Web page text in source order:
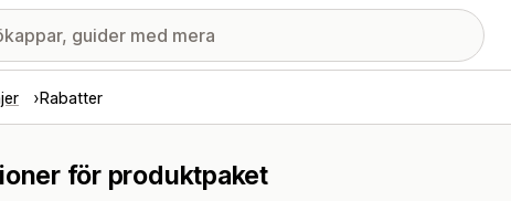
Rabatter
för produktpaket